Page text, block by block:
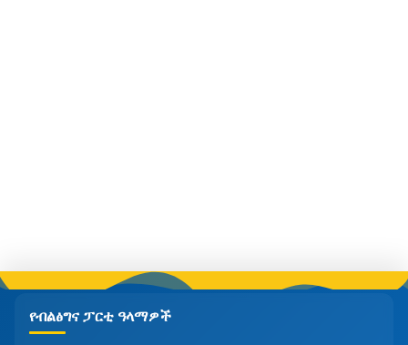
የብልፅግና ፓርቲ ዓላማዎች